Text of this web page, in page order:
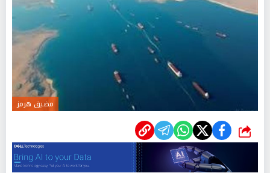
مضيق هرمز
شارك